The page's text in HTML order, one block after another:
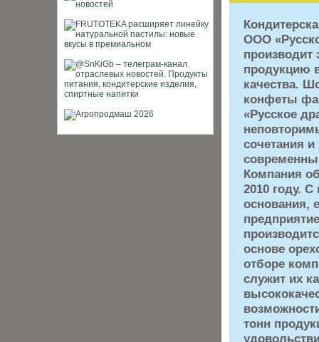
ООО
продукцию
качества.
конфеты
«Русское
сочетания и
Компания
2010 году.
основе
отборе
служит их
тонн